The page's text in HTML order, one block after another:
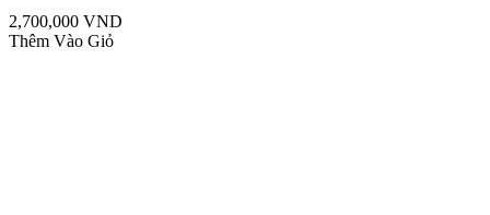
2,700,000 VND
Thêm Vào Giỏ